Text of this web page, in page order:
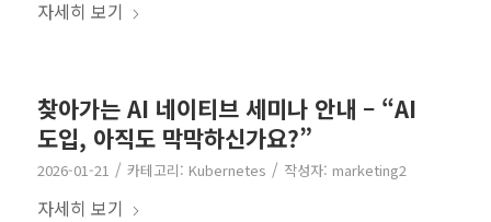
자세히 보기
찾아가는 AI 네이티브 세미나 안내 – “AI
도입, 아직도 막막하신가요?”
2026-01-21 / 카테고리: Kubernetes / 작성자: marketing2
자세히 보기